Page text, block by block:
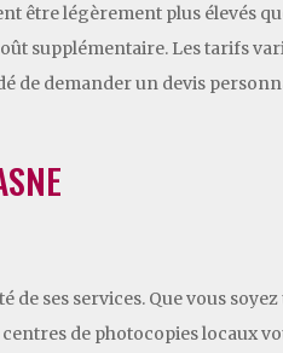
être légèrement plus élevés
supplémentaire. Les tarifs
de demander un devis
ses services. Que vous
de photocopies locaux